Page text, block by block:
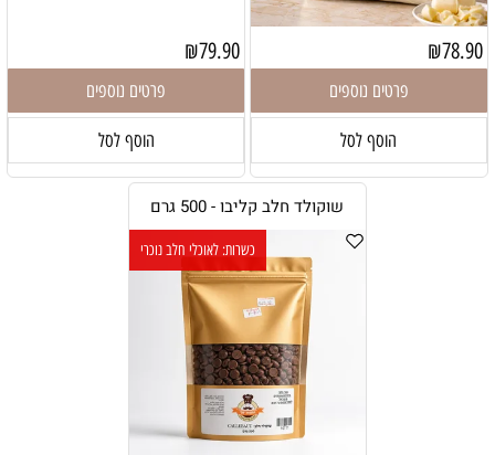
₪78.90
פרטים נוספים
הוסף לסל
₪79.90
פרטים נוספים
הוסף לסל
שוקולד חלב קליבו - 500 גרם
כשרות: לאוכלי חלב נוכרי